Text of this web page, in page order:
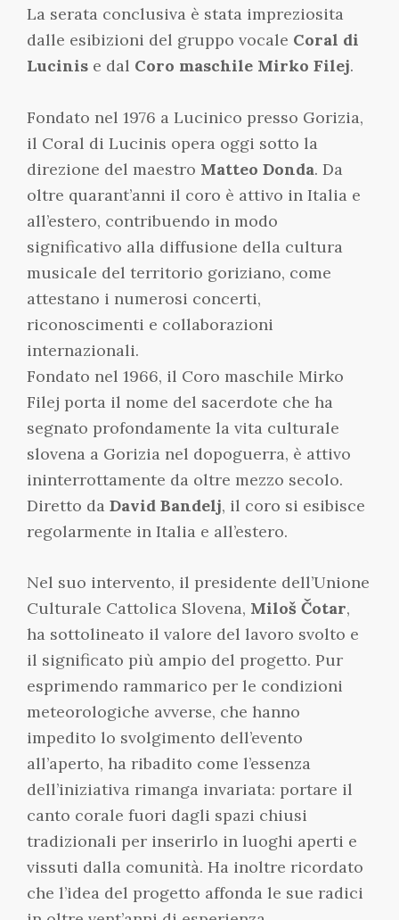
La serata conclusiva è stata impreziosita
dalle esibizioni del gruppo vocale Coral di
Lucinis e dal Coro maschile Mirko Filej.
Fondato nel 1976 a Lucinico presso Gorizia,
il Coral di Lucinis opera oggi sotto la
direzione del maestro Matteo Donda. Da
oltre quarant’anni il coro è attivo in Italia e
all’estero, contribuendo in modo
significativo alla diffusione della cultura
musicale del territorio goriziano, come
attestano i numerosi concerti,
riconoscimenti e collaborazioni
internazionali.
Fondato nel 1966, il Coro maschile Mirko
Filej porta il nome del sacerdote che ha
segnato profondamente la vita culturale
slovena a Gorizia nel dopoguerra, è attivo
ininterrottamente da oltre mezzo secolo.
Diretto da David Bandelj, il coro si esibisce
regolarmente in Italia e all’estero.
Nel suo intervento, il presidente dell’Unione
Culturale Cattolica Slovena, Miloš Čotar,
ha sottolineato il valore del lavoro svolto e
il significato più ampio del progetto. Pur
esprimendo rammarico per le condizioni
meteorologiche avverse, che hanno
impedito lo svolgimento dell’evento
all’aperto, ha ribadito come l’essenza
dell’iniziativa rimanga invariata: portare il
canto corale fuori dagli spazi chiusi
tradizionali per inserirlo in luoghi aperti e
vissuti dalla comunità. Ha inoltre ricordato
che l’idea del progetto affonda le sue radici